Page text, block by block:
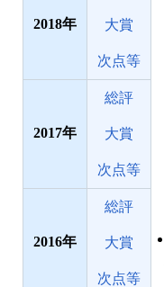
2018 大賞
次点等
2017
総評
大賞
次点等
2016
総評
大賞
次点等